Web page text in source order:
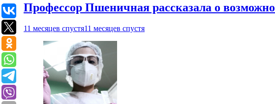
Профессор Пшеничная рассказала о
11 месяцев спустя11 месяцев спустя